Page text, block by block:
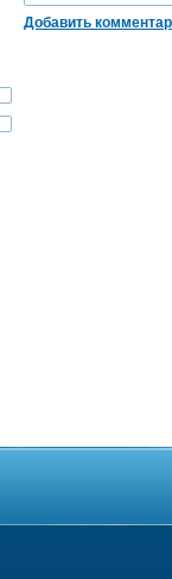
Добавить